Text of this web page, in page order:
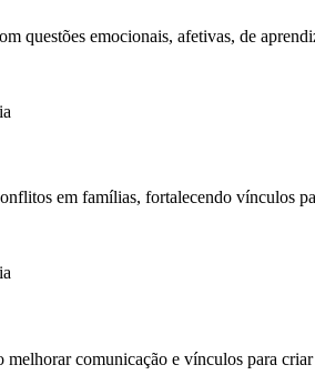
questões emocionais, afetivas, de
em famílias, fortalecendo vínculos
melhorar comunicação e vínculos para